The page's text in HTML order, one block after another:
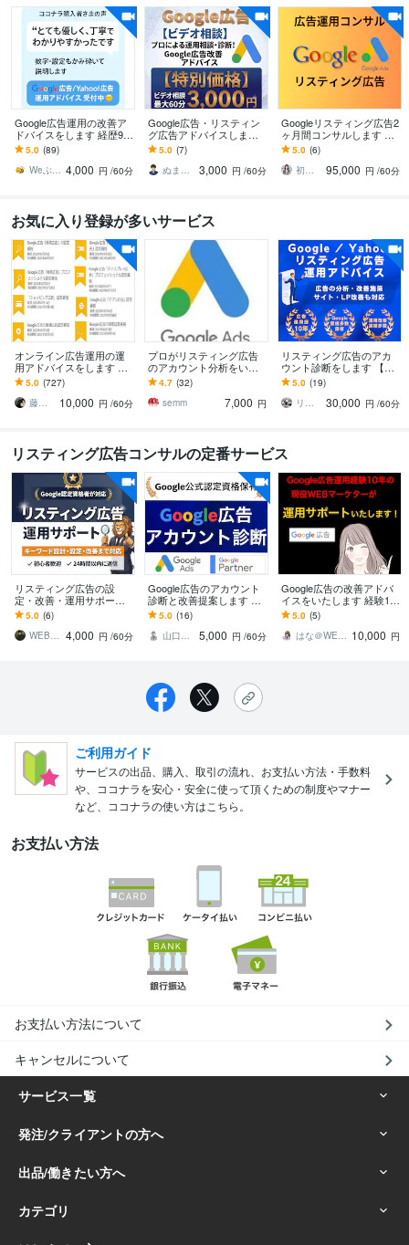
Google広告運用の改善ア
ドバイスをします 経歴9年
目のWebマーケターが運
用診断、アドバイスをし
ます
5.0 (89)
Weぶんぶん 4,000 円 /60分
Google広告・リスティン
グ広告アドバイスします 5
000社対応・Google公式コ
ンサルの初期設定や広告
相談
5.0 (7)
ぬまっち＠元Google広告公式コンサル
3,000 円 /60分
Googleリスティング広告2
ヶ月間コンサルします 現
役の広告運用コンサルタ
ントが個別コンサルいた
します
5.0 (6)
初心者に優しい広告運用マスター
95,000 円 /60分
お気に入り登録が多いサービス
オンライン広告運用の運
用アドバイスをします 施
策提案・改善提案・成果
計測・運用指導が必要な
方へ。
5.0 (727)
藤﨑勝雄
10,000 円 /60分
プロがリスティング広告
のアカウント分析をいた
します 数百社の運用・分
析実績のある専門家によ
る丁寧な提案
4.7 (32)
semm
7,000 円
リスティング広告のアカ
ウント診断をします 【運
用歴10年】認定資格保有
者がプロの知見で広告成
果を最大化
5.0 (19)
リアークス＠WEB広告運用
30,000 円 /60分
リスティング広告コンサルの定番サービス
リスティング広告の設
定・改善・運用サポート
します 現役の広告運用者
があなたのわからないを
解決します！
5.0 (6)
WEBマーケを丸っと運用チームAlive 4,000 円 /60分
Google広告のアカウント
診断と改善提案します 独
自の診断と改善提案によ
り広告効果を最大化いた
します
5.0 (16)
山口＠Web広告
5,000 円 /60分
Google広告の改善アドバ
イスをいたします 経験15
年の現役WEBマーケター
が広告の改善案を作成し
ます！
5.0 (5)
はな＠WEBマーケター 10,000 円
ご利用ガイド
サービスの出品、購入、取引の流れ、お支払い方法・手数料
や、ココナラを安心・安全に使って頂くための制度やマナー
など、ココナラの使い方はこちら。
お支払い方法
お支払い方法について
キャンセルについて